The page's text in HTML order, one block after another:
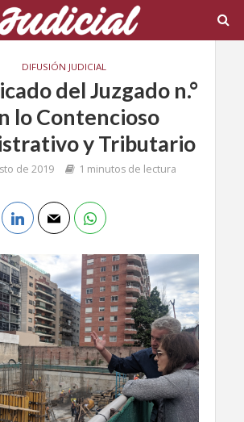
DIFUSIÓN JUDICIAL
del Juzgado n.°
lo Contencioso
y Tributario
de 2019 1 minutos de lectura